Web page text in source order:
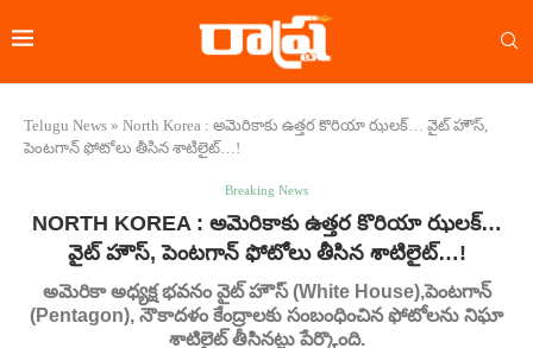
Telugu News » North Korea : అమెరికాకు ఉత్తర కొరియా ఝలక్… వైట్ హౌస్,
పెంటగాన్ ఫోటోలు తీసిన శాటిలైట్…!
Breaking News
NORTH KOREA : అమెరికాకు ఉత్తర కొరియా ఝలక్…
వైట్ హౌస్, పెంటగాన్ ఫోటోలు తీసిన శాటిలైట్…!
అమెరికా అధ్యక్ష భవనం వైట్ హౌస్ (White House),పెంటగాన్
(Pentagon), నౌకాదళం కేంద్రాలకు సంబంధించిన ఫోటోలను నిఘా
శాటిలైట్ తీసినట్టు పేర్కొంది.